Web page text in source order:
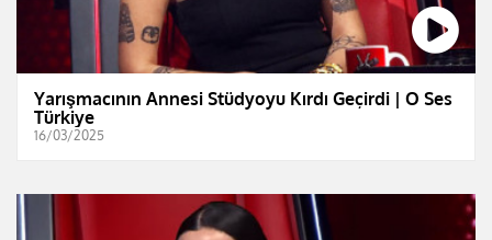
Yarışmacının Annesi Stüdyoyu Kırdı Geçirdi | O Ses
Türkiye
16/03/2025